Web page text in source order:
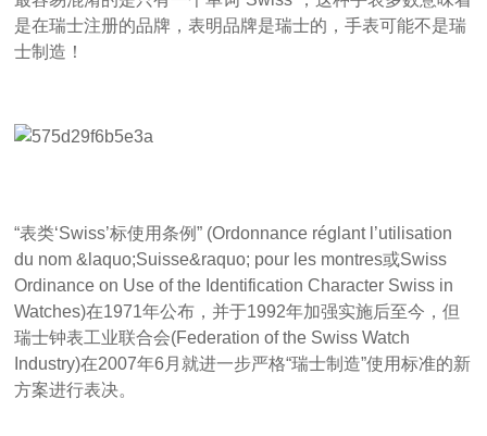
是在瑞士注册的品牌，表明品牌是瑞士的，手表可能不是瑞
士制造！
“表类‘Swiss’标使用条例” (Ordonnance réglant l’utilisation
du nom &laquo;Suisse&raquo; pour les montres或Swiss
Ordinance on Use of the Identification Character Swiss in
Watches)在1971年公布，并于1992年加强实施后至今，但
瑞士钟表工业联合会(Federation of the Swiss Watch
Industry)在2007年6月就进一步严格“瑞士制造”使用标准的新
方案进行表决。